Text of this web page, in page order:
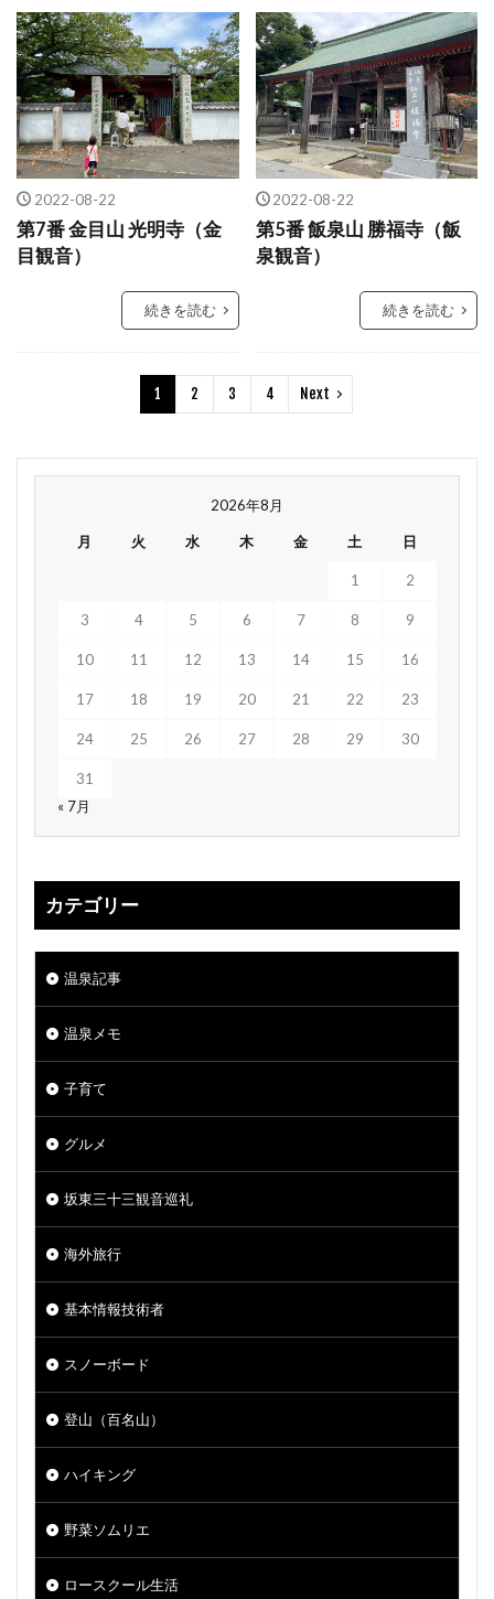
2022-08-22
第7番 金目山 光明寺（金
目観音）
続きを読む
2022-08-22
第5番 飯泉山 勝福寺（飯
泉観音）
続きを読む
1 2 3 4 Next
2026年8月
月 火 水 木 金 土 日
1 2
3 4 5 6 7 8 9
10 11 12 13 14 15 16
17 18 19 20 21 22 23
24 25 26 27 28 29 30
31
« 7月
カテゴリー
温泉記事
温泉メモ
子育て
グルメ
坂東三十三観音巡礼
海外旅行
基本情報技術者
スノーボード
登山（百名山）
ハイキング
野菜ソムリエ
ロースクール生活